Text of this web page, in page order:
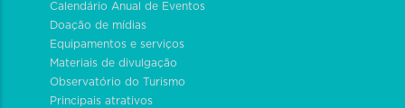
Calendário Anual de Eventos
Doação de mídias
Equipamentos e serviços
Materiais de divulgação
Observatório do Turismo
Principais atrativos